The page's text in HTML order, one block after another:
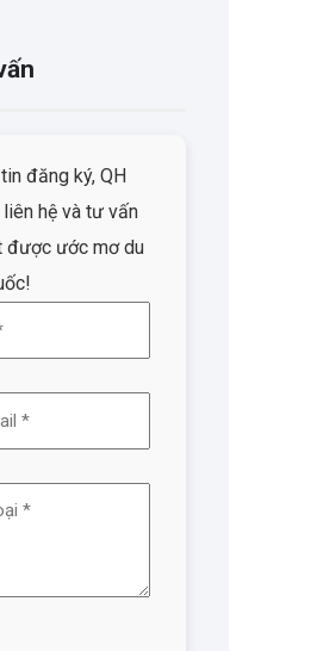
đăng ký, QH
hệ và tư vấn
được ước mơ du